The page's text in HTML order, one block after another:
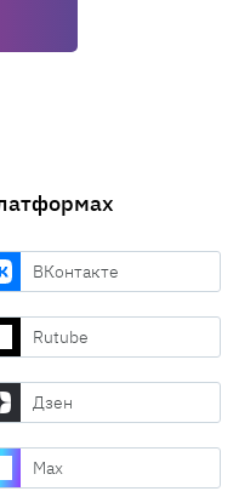
ВКонтакте
Rutube
Дзен
Max